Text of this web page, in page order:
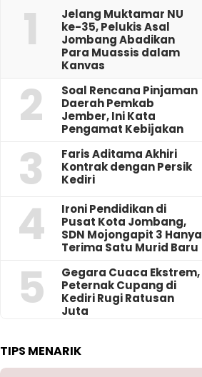
1
Jelang Muktamar NU
ke-35, Pelukis Asal
Jombang Abadikan
Para Muassis dalam
Kanvas
2
‎Soal Rencana Pinjaman
Daerah Pemkab
Jember, Ini Kata
Pengamat Kebijakan ‎
3
Faris Aditama Akhiri
Kontrak dengan Persik
Kediri
4
Ironi Pendidikan di
Pusat Kota Jombang,
SDN Mojongapit 3 Hanya
Terima Satu Murid Baru
5
‎Gegara Cuaca Ekstrem,
Peternak Cupang di
Kediri Rugi Ratusan
Juta
TIPS MENARIK